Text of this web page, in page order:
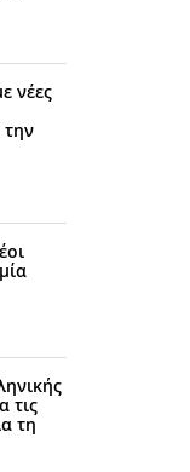
νέες
την
τις
τη